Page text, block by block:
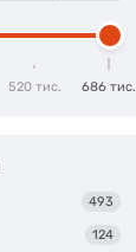
520 тис. 686 тис.
493
124